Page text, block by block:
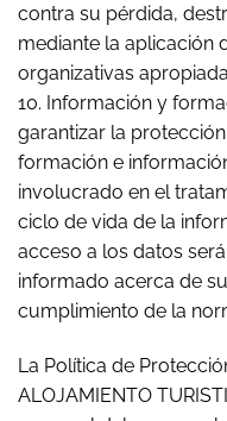
contra su pérdida,
mediante la aplicación
organizativas
10. Información y
garantizar la
formación e
involucrado en el
ciclo de vida de la
acceso a los datos
informado acerca de
cumplimiento de la
La Política de
ALOJAMIENTO